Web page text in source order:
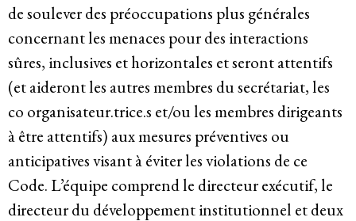
de soulever des préoccupations plus générales
concernant les menaces pour des interactions
sûres, inclusives et horizontales et seront attentifs
(et aideront les autres membres du secrétariat, les
co organisateur.trice.s et/ou les membres dirigeants
à être attentifs) aux mesures préventives ou
anticipatives visant à éviter les violations de ce
Code. L’équipe comprend le directeur exécutif, le
directeur du développement institutionnel et deux